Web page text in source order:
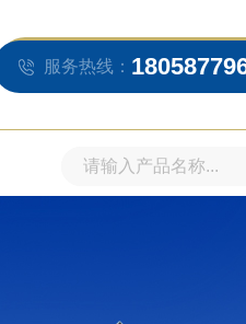
服务热线：